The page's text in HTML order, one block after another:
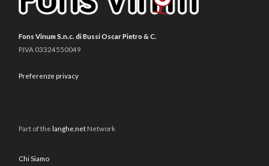
Fons Vinum S.n.c. di Bussi Oscar Pietro & C.
P.IVA 03324550049
Preferenze privacy
Part of the langhe.net Network
Chi Siamo